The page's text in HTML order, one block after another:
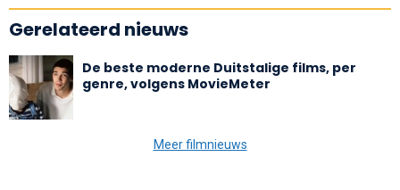
Gerelateerd nieuws
De beste moderne Duitstalige films, per
genre, volgens MovieMeter
Meer filmnieuws